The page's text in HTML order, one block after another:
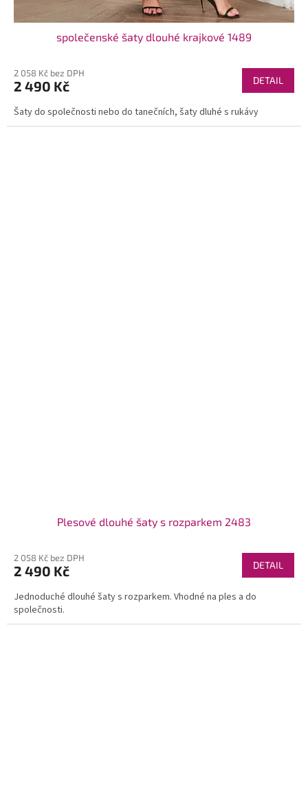
společenské šaty dlouhé krajkové 1489
2 058 Kč bez DPH
2 490 Kč DETAIL
Šaty do společnosti nebo do tanečních, šaty dluhé s rukávy
Plesové dlouhé šaty s rozparkem 2483
2 058 Kč bez DPH
2 490 Kč DETAIL
Jednoduché dlouhé šaty s rozparkem. Vhodné na ples a do
společnosti.